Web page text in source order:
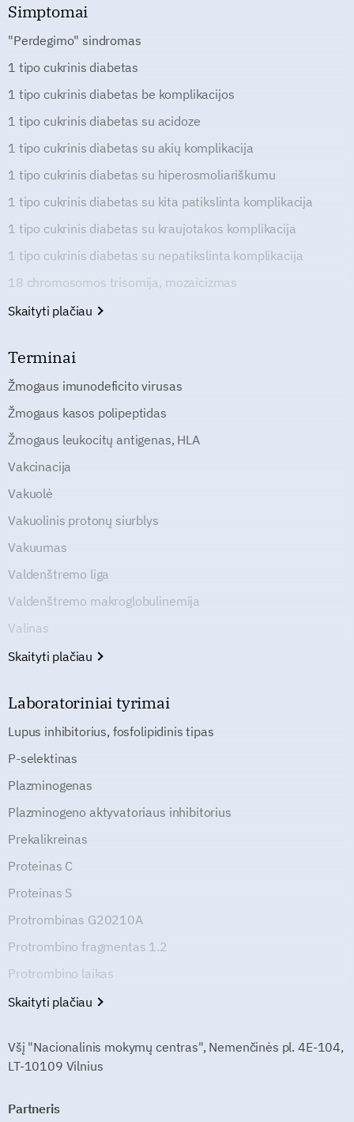
Simptomai
"Perdegimo" sindromas
1 tipo cukrinis diabetas
1 tipo cukrinis diabetas be komplikacijos
1 tipo cukrinis diabetas su acidoze
1 tipo cukrinis diabetas su akių komplikacija
1 tipo cukrinis diabetas su hiperosmoliariškumu
1 tipo cukrinis diabetas su kita patikslinta komplikacija
1 tipo cukrinis diabetas su kraujotakos komplikacija
1 tipo cukrinis diabetas su nepatikslinta komplikacija
18 chromosomos trisomija, mozaicizmas
Skaityti plačiau
Terminai
Žmogaus imunodeficito virusas
Žmogaus kasos polipeptidas
Žmogaus leukocitų antigenas, HLA
Vakcinacija
Vakuolė
Vakuolinis protonų siurblys
Vakuumas
Valdenštremo liga
Valdenštremo makroglobulinemija
Valinas
Skaityti plačiau
Laboratoriniai tyrimai
Lupus inhibitorius, fosfolipidinis tipas
P-selektinas
Plazminogenas
Plazminogeno aktyvatoriaus inhibitorius
Prekalikreinas
Proteinas C
Proteinas S
Protrombinas G20210A
Protrombino fragmentas 1.2
Protrombino laikas
Skaityti plačiau
Všį "Nacionalinis mokymų centras", Nemenčinės pl. 4E-104,
LT-10109 Vilnius
Partneris